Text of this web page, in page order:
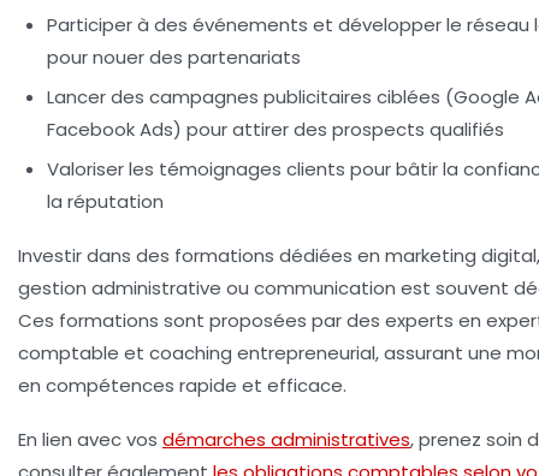
Participer à des événements et développer le réseau
pour nouer des partenariats
Lancer des campagnes publicitaires ciblées (Google
Facebook Ads) pour attirer des prospects qualifiés
Valoriser les témoignages clients pour bâtir la
la réputation
Investir dans des formations dédiées en marketing digital,
gestion administrative ou communication est souvent
Ces formations sont proposées par des experts en
comptable et coaching entrepreneurial, assurant une
en compétences rapide et efficace.
En lien avec vos démarches administratives, prenez soin